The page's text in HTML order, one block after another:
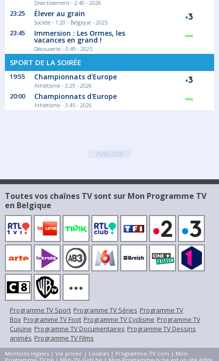
Divertissement - 2:40 - 2026
23:25 Élever au grain
Société - 1:20 - Belgique - 2025
23:45 Immersion : Les Ormes, les
vacances en grand !
Découverte - 0:49 - 2025
SPORT DE LA SOIRÉE
19:55 Championnats d'Europe
Athlétisme - 3:29 - 2026
20:00 Championnats d'Europe
Athlétisme - 3:45 - 2026
PUBLICITÉ
Toutes vos chaînes TV sont sur Mon Programme TV
en Belgique
Programme TV Sport Programme TV Séries Programme TV
Box Programme TV Foot Programme TV Cyclisme Programme TV
Cuisine Programme TV Documentaires Programme TV Dessins
animés Programme TV Films
Mentions légales | Vie privée | Cookies | Programme-TV.com | Mon-